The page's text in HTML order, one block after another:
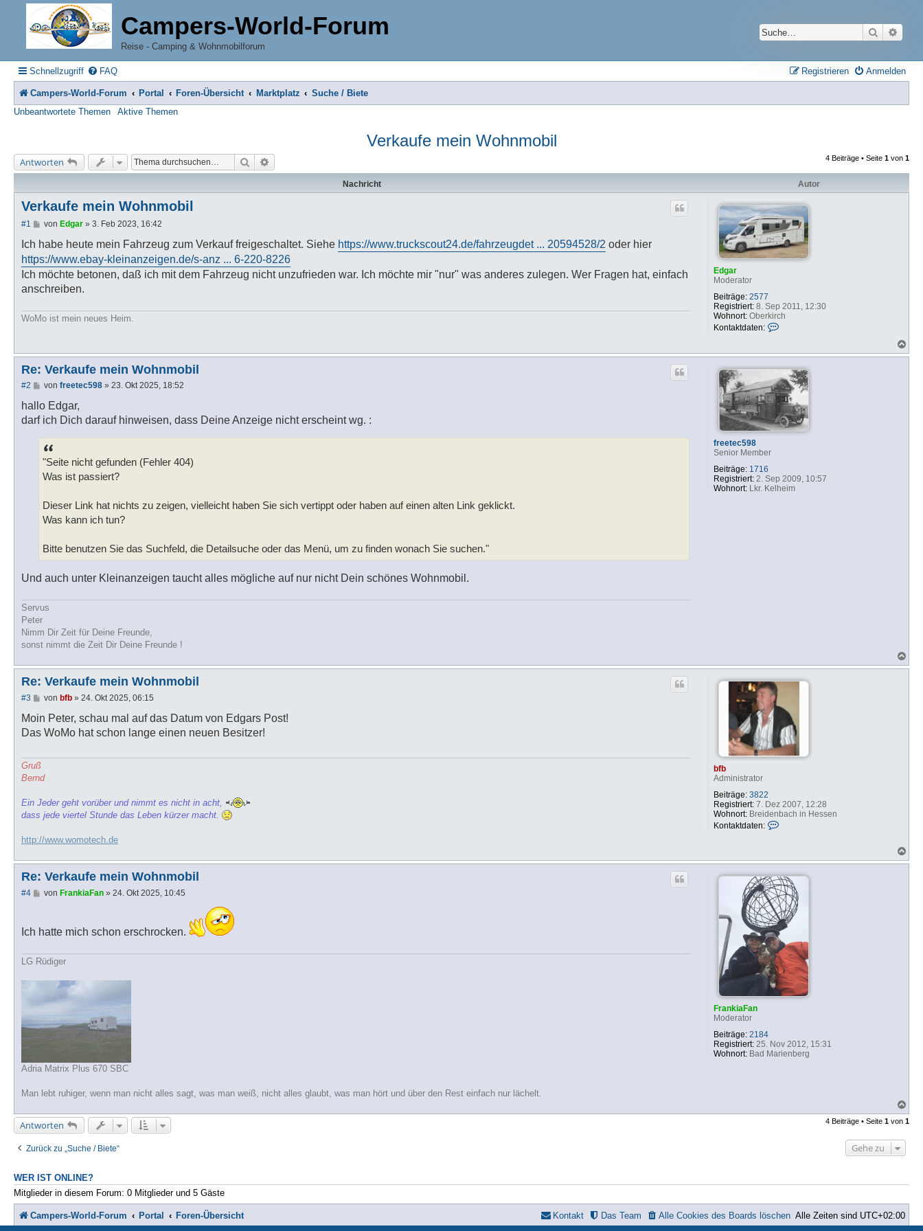
Campers-World-Forum
Reise - Camping & Wohnmobilforum
Suche
Schnellzugriff FAQ Anmelden
Registrieren
Campers-World-Forum Portal Foren-Übersicht Marktplatz
Suche / Biete
Unbeantwortete Themen
Aktive Themen
Verkaufe mein Wohnmobil
Antworten Suche 4 Beiträge • Seite 1 von 1
Nachricht Autor
Edgar
Moderator
Beiträge: 2577
Registriert:8. Sep 2011, 12:30
Wohnort:Oberkirch
Kontaktdaten:
t
k
t
d
a
t
e
n
d
g
Verkaufe mein Wohnmobil
#1
B
i
r
a
g
von Edgar» 3. Feb 2023, 16:42
Ich habe heute mein Fahrzeug zum Verkauf freigeschaltet. Siehe https://www.truckscout24.de/fahrzeugdet ... 20594528/2 oder hier
https://www.ebay-kleinanzeigen.de/s-anz ... 6-220-8226
Ich möchte betonen, daß ich mit dem Fahrzeug nicht unzufrieden war. Ich möchte mir "nur" was anderes zulegen. Wer Fragen hat, einfach
anschreiben.
WoMo ist mein neues Heim.
a
freetec598
Senior Member
Beiträge: 1716
Registriert:2. Sep 2009, 10:57
Wohnort:Lkr. Kelheim
Re: Verkaufe mein Wohnmobil
#2
B
i
r
von freetec598» 23. Okt 2025, 18:52
hallo Edgar,
darf ich Dich darauf hinweisen, dass Deine Anzeige nicht erscheint wg. :
"Seite nicht gefunden (Fehler 404)
Was ist passiert?
Dieser Link hat nichts zu zeigen, vielleicht haben Sie sich vertippt oder haben auf einen alten Link geklickt.
Was kann ich tun?
Bitte benutzen Sie das Suchfeld, die Detailsuche oder das Menü, um zu finden wonach Sie suchen."
Und auch unter Kleinanzeigen taucht alles mögliche auf nur nicht Dein schönes Wohnmobil.
Servus
Peter
Nimm Dir Zeit für Deine Freunde,
sonst nimmt die Zeit Dir Deine Freunde !
a
bfb
Administrator
Beiträge: 3822
Registriert:7. Dez 2007, 12:28
Wohnort:Breidenbach in Hessen
Kontaktdaten:
a
t
d
a
t
e
n
v
o
n
b
f
b
Re: Verkaufe mein Wohnmobil
#3
B
i
r
von bfb» 24. Okt 2025, 06:15
Moin Peter, schau mal auf das Datum von Edgars Post!
Das WoMo hat schon lange einen neuen Besitzer!
Gruß
Bernd
Ein Jeder geht vorüber und nimmt es nicht in acht,
dass jede viertel Stunde das Leben kürzer macht.
http://www.womotech.de
a
FrankiaFan
Moderator
Beiträge: 2184
Registriert:25. Nov 2012, 15:31
Wohnort:Bad Marienberg
Re: Verkaufe mein Wohnmobil
#4
B
r
von FrankiaFan» 24. Okt 2025, 10:45
Ich hatte mich schon erschrocken.
LG Rüdiger
Adria Matrix Plus 670 SBC
Man lebt ruhiger, wenn man nicht alles sagt, was man weiß, nicht alles glaubt, was man hört und über den Rest einfach nur lächelt.
a
c
Antworten 4 Beiträge • Seite 1 von 1
Zurück zu „Suche / Biete“ Gehe zu
WER IST ONLINE?
Mitglieder in diesem Forum: 0 Mitglieder und 5 Gäste
Campers-World-Forum Portal Foren-Übersicht Alle Zeiten sind UTC+02:00
Alle Cookies des Boards löschen
Das Team
Kontakt